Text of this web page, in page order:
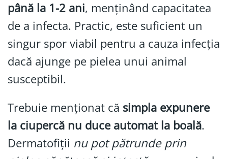
până la 1-2 ani, menținând capacitatea
de a infecta. Practic, este suficient un
singur spor viabil pentru a cauza infecția
dacă ajunge pe pielea unui animal
susceptibil.
Trebuie menționat că simpla expunere
la ciupercă nu duce automat la boală.
Dermatofiții nu pot pătrunde prin